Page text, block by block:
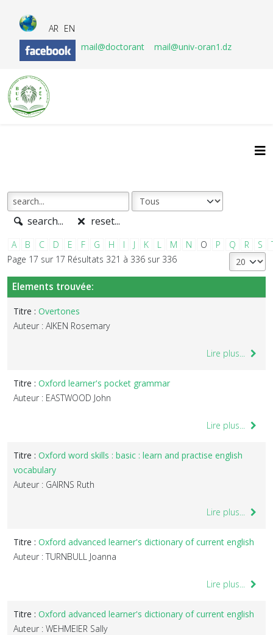
AR EN
mail@doctorant
mail@univ-oran1.dz
search... reset...
A B C D E F G H I J K L M N O P Q R S
Page 17 sur 17 Résultats 321 à 336 sur 336
Elements trouvée:
Titre : Overtones
Auteur : AIKEN Rosemary
Lire plus...
Titre : Oxford learner's pocket grammar
Auteur : EASTWOOD John
Lire plus...
Titre : Oxford word skills : basic : learn and practise english
vocabulary
Auteur : GAIRNS Ruth
Lire plus...
Titre : Oxford advanced learner's dictionary of current english
Auteur : TURNBULL Joanna
Lire plus...
Titre : Oxford advanced learner's dictionary of current english
Auteur : WEHMEIER Sally